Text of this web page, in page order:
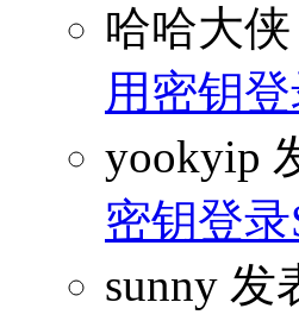
哈哈大侠
用密钥
yookyip
密钥登
sunny 发